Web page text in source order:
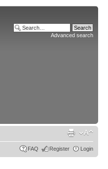
Advanced search
FAQ Register Login